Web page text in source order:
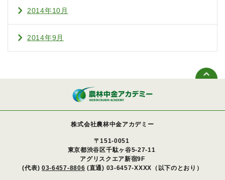
2014年10月
2014年9月
株式会社農林中金アカデミー
〒151-0051
東京都渋谷区千駄ヶ谷5-27-11
アグリスクエア新宿9F
(代表) 03-6457-8806 (直通) 03-6457-XXXX（以下のとおり）